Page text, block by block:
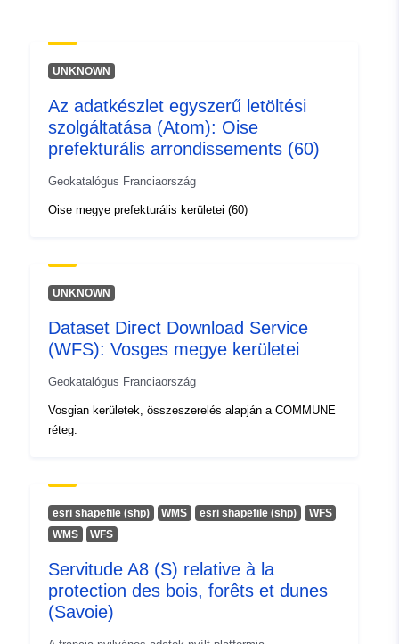
Típus:
Erőforrás:
http://inspire.ec.europa.eu/
codelist/SpatialDataServiceType/
UNKNOWN
Az adatkészlet egyszerű letöltési
szolgáltatása (Atom): Oise
prefekturális arrondissements (60)
Geokatalógus Franciaország
Oise megye prefekturális kerületei (60)
UNKNOWN
Dataset Direct Download Service
(WFS): Vosges megye kerületei
Geokatalógus Franciaország
Vosgian kerületek, összeszerelés alapján a COMMUNE
réteg.
esri shapefile (shp) WMS esri shapefile (shp)
WFS
WMS
WFS
Servitude A8 (S) relative à la
protection des bois, forêts et dunes
(Savoie)